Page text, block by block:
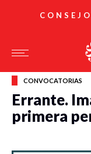
CONVOCATORIAS
Errante.
primera